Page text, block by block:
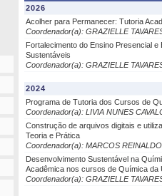
2026
Acolher para Permanecer: Tutoria
Coordenador(a): GRAZIELLE
Fortalecimento do Ensino Presencial
Sustentáveis
Coordenador(a): GRAZIELLE
2024
Programa de Tutoria dos Cursos de
Coordenador(a): LIVIA NUNES
Construção de arquivos digitais e
Teoria e Prática
Coordenador(a): MARCOS REINALDO
Desenvolvimento Sustentável na
Acadêmica nos cursos de Química da
Coordenador(a): GRAZIELLE